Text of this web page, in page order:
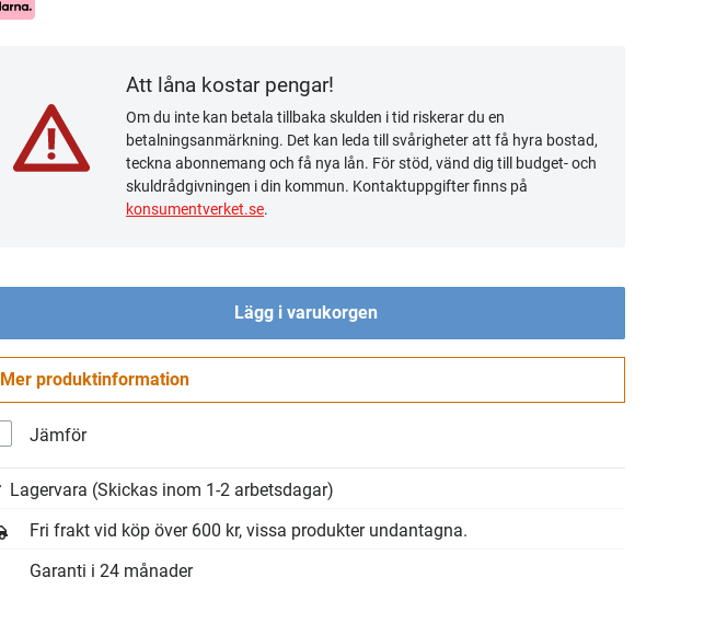
Att låna kostar pengar!
Om du inte kan betala tillbaka skulden i tid riskerar du en
betalningsanmärkning. Det kan leda till svårigheter att få hyra bostad,
teckna abonnemang och få nya lån. För stöd, vänd dig till budget- och
skuldrådgivningen i din kommun. Kontaktuppgifter finns på
konsumentverket.se.
Lägg i varukorgen
Mer produktinformation
Jämför
Lagervara (Skickas inom 1-2 arbetsdagar)
Fri frakt vid köp över 600 kr, vissa produkter undantagna.
Garanti i 24 månader